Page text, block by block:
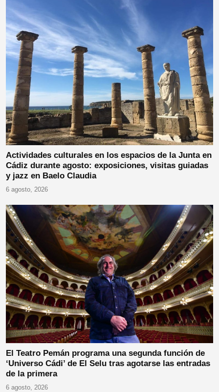
Actividades culturales en los espacios de la Junta en
Cádiz durante agosto: exposiciones, visitas guiadas
y jazz en Baelo Claudia
6 agosto, 2026
El Teatro Pemán programa una segunda función de
‘Universo Cádi’ de El Selu tras agotarse las entradas
de la primera
6 agosto, 2026